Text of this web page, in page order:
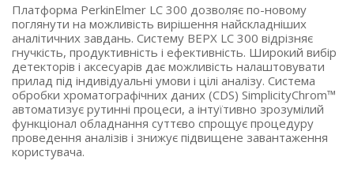
Платформа PerkinElmer LC 300 дозволяє по-новому
поглянути на можливість вирішення найскладніших
аналітичних завдань. Систему ВЕРХ LC 300 відрізняє
гнучкість, продуктивність і ефективність. Широкий вибір
детекторів і аксесуарів дає можливість налаштовувати
прилад під індивідуальні умови і цілі аналізу. Система
обробки хроматографічних даних (CDS) SimplicityChrom™
автоматизує рутинні процеси, а інтуїтивно зрозумілий
функціонал обладнання суттєво спрощує процедуру
проведення аналізів і знижує підвищене завантаження
користувача.